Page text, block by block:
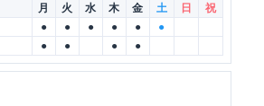
月 火 水 木 金 土 日
祝
● ● ● ● ●
●
● ● ● ●